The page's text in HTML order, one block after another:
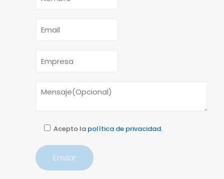
Acepto la política de privacidad.